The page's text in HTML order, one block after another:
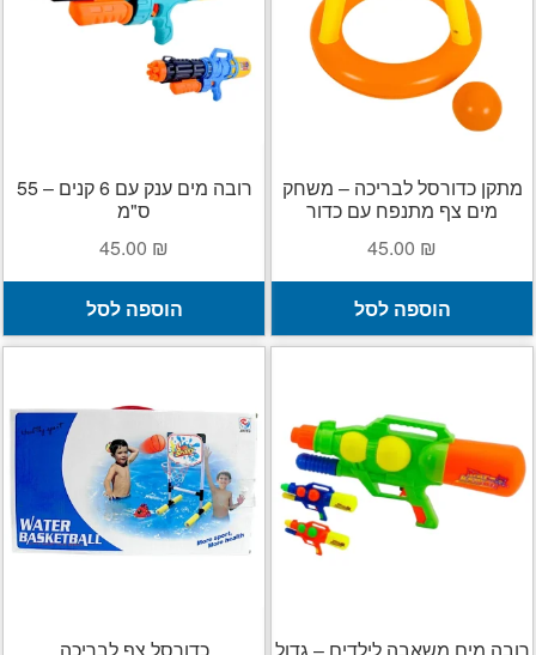
מוצרי קיץ
מתנפחים לבריכה ולים
משחקים לבריכה ולים
משקפות שחייה
בועות סבון
הפתעות ליום הולדת
בובות
מתקן כדורסל לבריכה – משחק
מים צף מתנפח עם כדור
45.00 ₪
הוספה לסל
רובה מים ענק עם 6 קנים – 55
ס"מ
45.00 ₪
הוספה לסל